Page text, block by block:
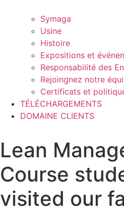
Symaga
Usine
Histoire
Expositions et
Responsabilité des
Rejoingnez notre
Certificats et
TÉLÉCHARGEMENTS
DOMAINE CLIENTS
Lean
Course
visited our